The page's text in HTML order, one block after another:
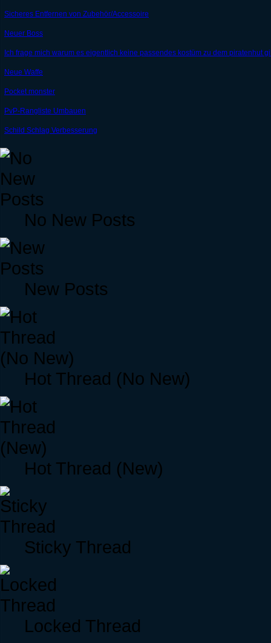
Sicheres Entfernen von Zubehör/Accessoire
Neuer Boss
Ich frage mich warum es eigentlich keine passendes kostüm zu dem piratenhut
Neue Waffe
Pocket monster
PvP-Rangliste Umbauen
Schild Schlag Verbesserung
No New Posts
New Posts
Hot Thread (No New)
Hot Thread (New)
Sticky Thread
Locked Thread